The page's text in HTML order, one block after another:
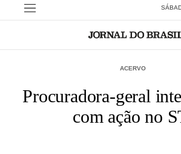
ACERVO
Procuradora-geral
com ação no